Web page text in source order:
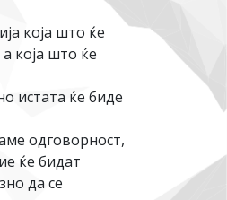
која што ќе
која што ќе
истата ќе биде
одговорност,
ќе бидат
да се